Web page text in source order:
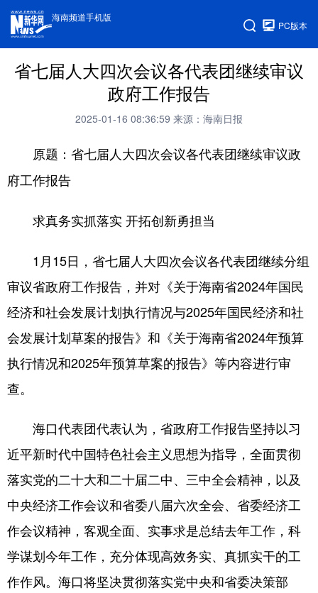
海南频道手机版
PC版本
省七届人大四次会议各代表团继续审议
政府工作报告
2025-01-16 08:36:59 来源：海南日报
原题：省七届人大四次会议各代表团继续审议政
府工作报告
求真务实抓落实 开拓创新勇担当
1月15日，省七届人大四次会议各代表团继续分组
审议省政府工作报告，并对《关于海南省2024年国民
经济和社会发展计划执行情况与2025年国民经济和社
会发展计划草案的报告》和《关于海南省2024年预算
执行情况和2025年预算草案的报告》等内容进行审
查。
海口代表团代表认为，省政府工作报告坚持以习
近平新时代中国特色社会主义思想为指导，全面贯彻
落实党的二十大和二十届二中、三中全会精神，以及
中央经济工作会议和省委八届六次全会、省委经济工
作会议精神，客观全面、实事求是总结去年工作，科
学谋划今年工作，充分体现高效务实、真抓实干的工
作作风。海口将坚决贯彻落实党中央和省委决策部